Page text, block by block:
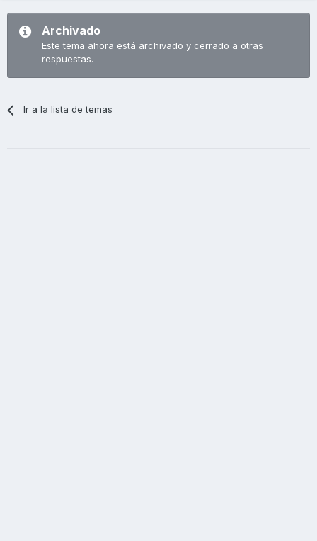
Archivado
Este tema ahora está archivado y cerrado a otras
respuestas.
Ir a la lista de temas